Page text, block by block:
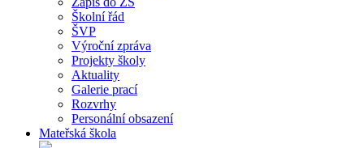
Školní řád
ŠVP
Výroční zpráva
Projekty školy
Aktuality
Galerie prací
Rozvrhy
Personální obsazení
Mateřská škola